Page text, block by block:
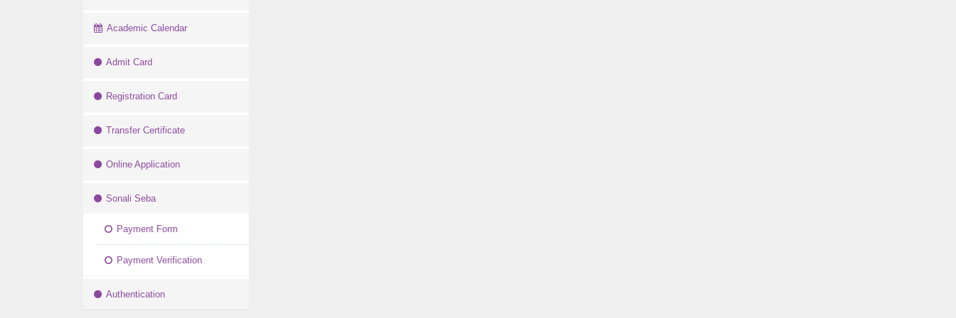
Academic Calendar
Admit Card
Registration Card
Transfer Certificate
Online Application
Sonali Seba
Payment Form
Payment Verification
Authentication